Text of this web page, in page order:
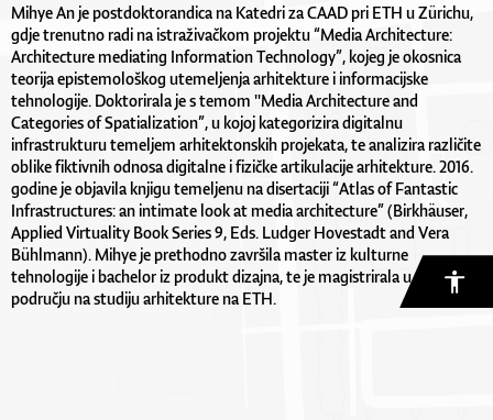
Mihye An je postdoktorandica na Katedri za CAAD pri ETH u Zürichu,
gdje trenutno radi na istraživačkom projektu “Media Architecture:
Architecture mediating Information Technology”, kojeg je okosnica
teorija epistemološkog utemeljenja arhitekture i informacijske
tehnologije. Doktorirala je s temom "Media Architecture and
Categories of Spatialization”, u kojoj kategorizira digitalnu
infrastrukturu temeljem arhitektonskih projekata, te analizira različite
oblike fiktivnih odnosa digitalne i fizičke artikulacije arhitekture. 2016.
godine je objavila knjigu temeljenu na disertaciji “Atlas of Fantastic
Infrastructures: an intimate look at media architecture” (Birkhäuser,
Applied Virtuality Book Series 9, Eds. Ludger Hovestadt and Vera
Bühlmann). Mihye je prethodno završila master iz kulturne
tehnologije i bachelor iz produkt dizajna, te je magistrirala u CAAD
području na studiju arhitekture na ETH.